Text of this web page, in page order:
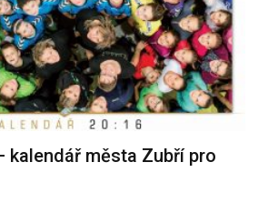
kalendář města Zubří pro